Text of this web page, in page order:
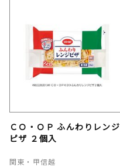
ＣＯ・ＯＰ ふんわりレンジ
ピザ ２個入
関東・甲信越